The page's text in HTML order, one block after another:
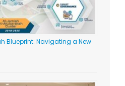
Blueprint: Navigating a New